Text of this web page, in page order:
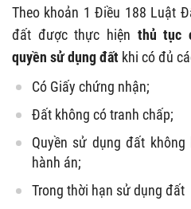
Theo khoản 1 Điều 188 Luật
đất được thực hiện thủ tục
quyền sử dụng đất khi có đủ
Có Giấy chứng nhận;
Đất không có tranh chấp;
Quyền sử dụng đất
hành án;
Trong thời hạn sử dụng đất